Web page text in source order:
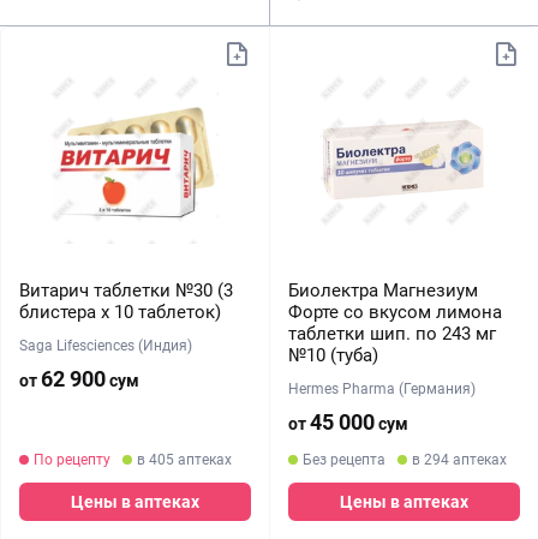
Витарич таблетки №30 (3
блистера х 10 таблеток)
Saga Lifesciences (Индия)
от62 900сум
По рецепту в 405 аптеках
Цены в аптеках
Биолектра Магнезиум
Форте со вкусом лимона
таблетки шип. по 243 мг
№10 (туба)
Hermes Pharma (Германия)
от45 000сум
Без рецепта в 294 аптеках
Цены в аптеках